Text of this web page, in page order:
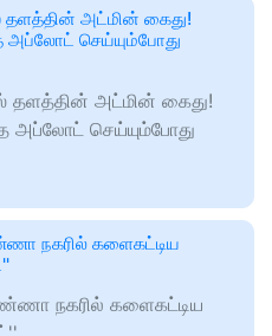
தளத்தின் அட்மின் கைது!
செய்யும்போது
தளத்தின் அட்மின் கைது!
அப்லோட் செய்யும்போது
நகரில் களைகட்டிய
நகரில் களைகட்டிய